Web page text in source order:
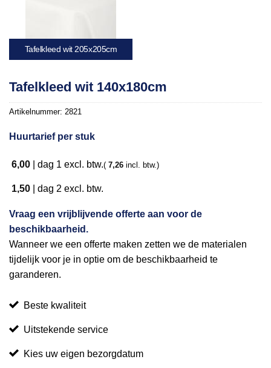
Tafelkleed wit 205x205cm
Tafelkleed wit 140x180cm
Artikelnummer: 2821
Huurtarief per stuk
6,00 dag 1 excl. btw.( 7,26 incl. btw.)
1,50 dag 2 excl. btw.
Vraag een vrijblijvende offerte aan voor de
beschikbaarheid.
Wanneer we een offerte maken zetten we de materialen
tijdelijk voor je in optie om de beschikbaarheid te
garanderen.
Beste kwaliteit
Uitstekende service
Kies uw eigen bezorgdatum